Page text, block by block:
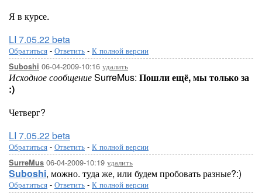
Я в курсе.
LI 7.05.22 beta
Обратиться - Ответить - К полной версии
Suboshi 06-04-2009-10:16 удалить
Исходное сообщениеSurreMus: Пошли ещё, мы только за
:)
Четверг?
LI 7.05.22 beta
Обратиться - Ответить - К полной версии
SurreMus 06-04-2009-10:19 удалить
Suboshi, можно. туда же, или будем пробовать разные?:)
Обратиться - Ответить - К полной версии